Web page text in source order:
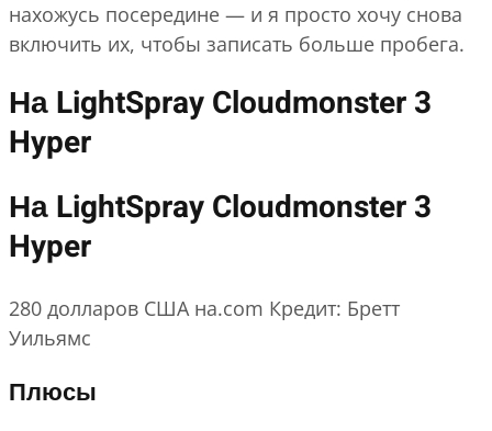
нахожусь посередине — и я просто хочу снова
включить их, чтобы записать больше пробега.
На LightSpray Cloudmonster 3
Hyper
На LightSpray Cloudmonster 3
Hyper
280 долларов США на.com Кредит: Бретт
Уильямс
Плюсы